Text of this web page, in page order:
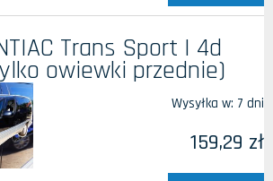
Trans Sport I 4d
owiewki przednie)
Wysyłka w: 7 dni
159,29 zł